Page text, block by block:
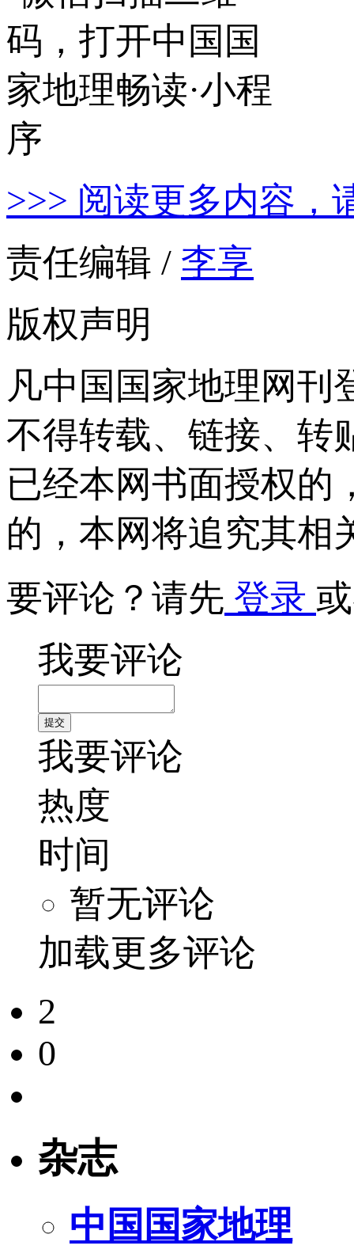
>>> 阅读更多内容，
责任编辑 / 李享
版权声明
凡中国国家地理网刊
不得转载、链接、转
已经本网书面授权的
的，本网将追究其相
要评论？请先 登录
我要评论
我要评论
热度
时间
暂无评论
加载更多评论
2
0
杂志
中国国家地理